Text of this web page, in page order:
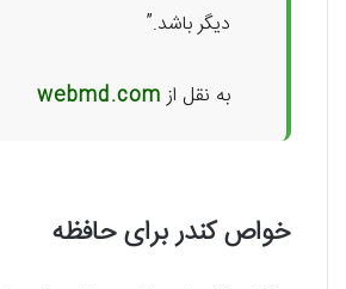
دیگر باشد.”
به نقل ازwebmd.com
خواص کندر برای حافظه